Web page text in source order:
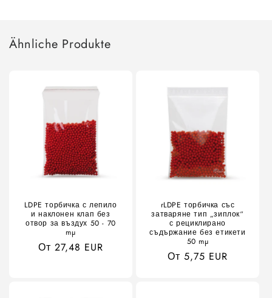
Ähnliche Produkte
LDPE торбичка с лепило
и наклонен клап без
отвор за въздух 50 - 70
mµ
Обичайна
От 27,48 EUR
rLDPE торбичка със
затваряне тип „зиплок“
с рециклирано
съдържание без етикети
50 mµ
Обичайна
От 5,75 EUR